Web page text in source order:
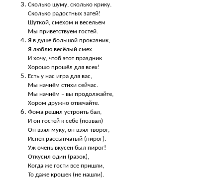
Сколько шуму, сколько крику.
Сколько радостных затей!
Шуткой, смехом и весельем
Мы приветствуем гостей.
Я в душе большой проказник,
Я люблю весёлый смех
И хочу, чтоб этот праздник
Хорошо прошёл для всех!
Есть у нас игра для вас,
Мы начнём стихи сейчас.
Мы начнём – вы продолжайте,
Хором дружно отвечайте.
Фома решил устроить бал,
И он гостей к себе (позвал)
Он взял муку, он взял творог,
Испёк рассыпчатый (пирог).
Уж очень вкусен был пирог!
Откусил один (разок),
Когда же гости все пришли,
То даже крошек (не нашли).